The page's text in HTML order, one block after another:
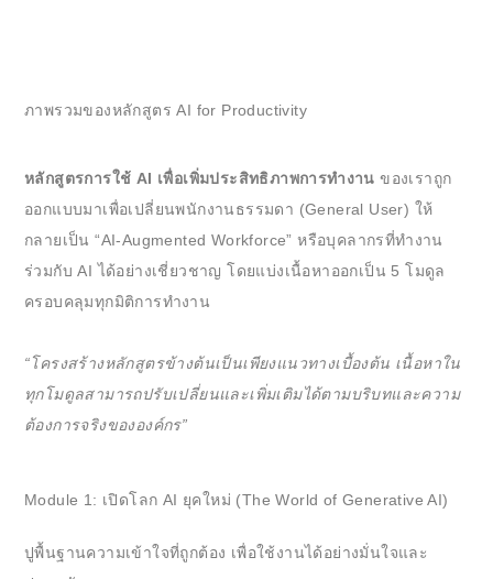
ภาพรวมของหลักสูตร AI for Productivity
หลักสูตรการใช้ AI เพื่อเพิ่มประสิทธิภาพการทำงาน ของเราถูก
ออกแบบมาเพื่อเปลี่ยนพนักงานธรรมดา (General User) ให้
กลายเป็น “AI-Augmented Workforce” หรือบุคลากรที่ทำงาน
ร่วมกับ AI ได้อย่างเชี่ยวชาญ โดยแบ่งเนื้อหาออกเป็น 5 โมดูล
ครอบคลุมทุกมิติการทำงาน
“โครงสร้างหลักสูตรข้างต้นเป็นเพียงแนวทางเบื้องต้น เนื้อหาใน
ทุกโมดูลสามารถปรับเปลี่ยนและเพิ่มเติมได้ตามบริบทและความ
ต้องการจริงขององค์กร”
Module 1: เปิดโลก AI ยุคใหม่ (The World of Generative AI)
ปูพื้นฐานความเข้าใจที่ถูกต้อง เพื่อใช้งานได้อย่างมั่นใจและ